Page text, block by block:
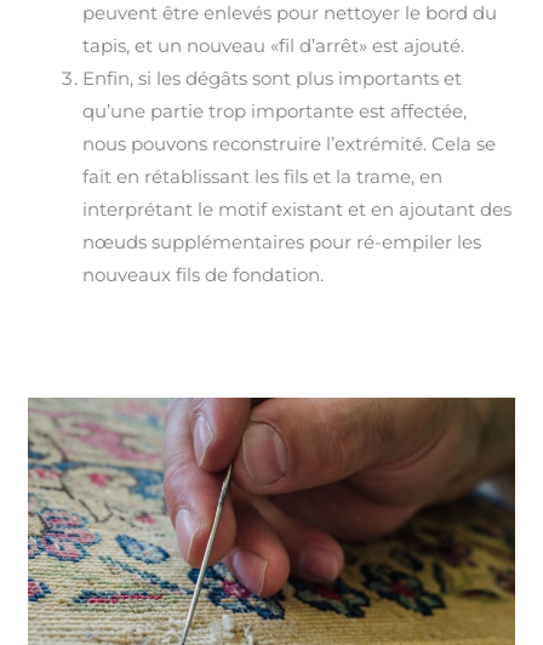
peuvent être enlevés pour nettoyer le bord du
tapis, et un nouveau «fil d’arrêt» est ajouté.
Enfin, si les dégâts sont plus importants et
qu’une partie trop importante est affectée,
nous pouvons reconstruire l’extrémité. Cela se
fait en rétablissant les fils et la trame, en
interprétant le motif existant et en ajoutant des
nœuds supplémentaires pour ré-empiler les
nouveaux fils de fondation.